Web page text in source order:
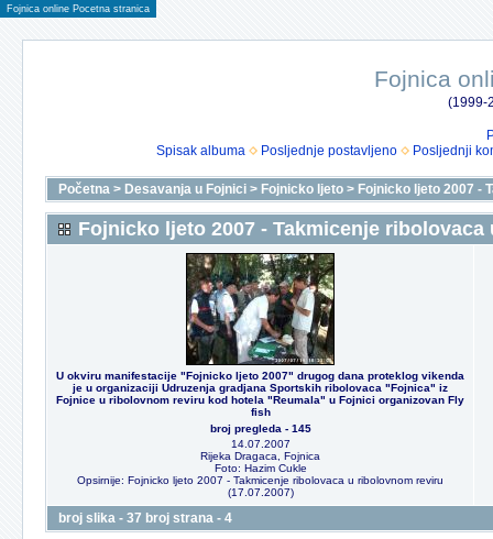
Fojnica online Pocetna stranica
Fojnica
(1999-
Spisak albuma
Posljednje postavljeno Posljednji
Početna > Desavanja u Fojnici > Fojnicko ljeto > Fojnicko ljeto 2007 -
Fojnicko ljeto 2007 - Takmicenje
U okviru manifestacije "Fojnicko ljeto 2007" drugog dana proteklog vikenda
je u organizaciji Udruzenja gradjana Sportskih ribolovaca "Fojnica" iz
Fojnice u ribolovnom reviru kod hotela "Reumala" u Fojnici organizovan Fly
fish
broj pregleda - 145
14.07.2007
Rijeka Dragaca, Fojnica
Foto: Hazim Cukle
Opsirnije: Fojnicko ljeto 2007 - Takmicenje ribolovaca u ribolovnom reviru
(17.07.2007)
broj slika - 37 broj strana - 4